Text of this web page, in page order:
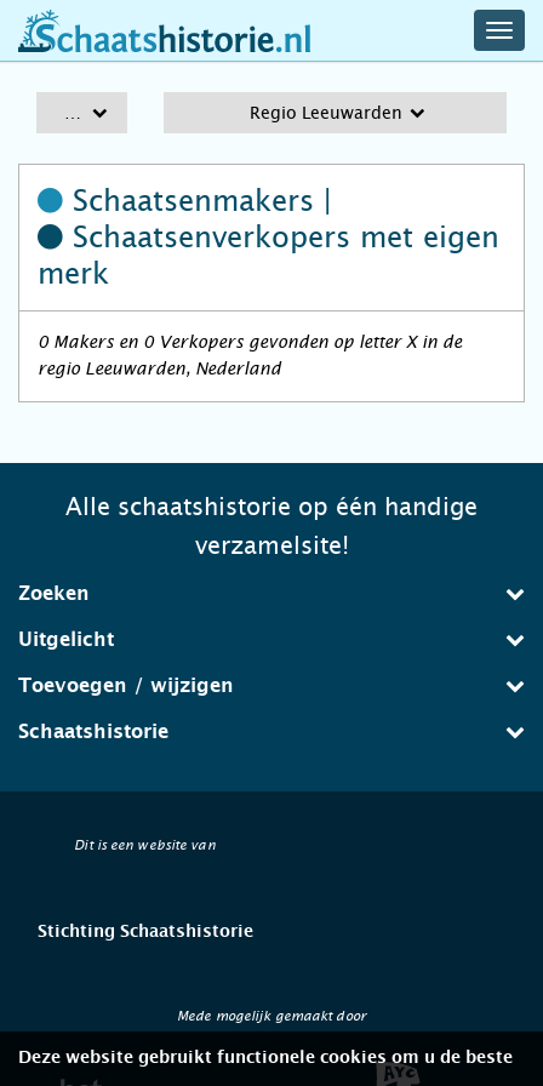
schaatshistorie.nl
Regio Leeuwarden
Schaatsenmakers |
Schaatsenverkopers met eigen
merk
0 Makers en 0 Verkopers gevonden op letter X in de
regio Leeuwarden, Nederland
Alle schaatshistorie op één handige
verzamelsite!
Zoeken
Uitgelicht
Toevoegen / wijzigen
Schaatshistorie
Dit is een website van
Stichting Schaatshistorie
Mede mogelijk gemaakt door
Deze website gebruikt functionele cookies om u de beste